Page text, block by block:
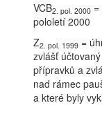
VCB2. pol. 2000
pololetí 2000
Z2. pol. 1999 =
zvlášť
přípravků a
nad rámec
a které byly